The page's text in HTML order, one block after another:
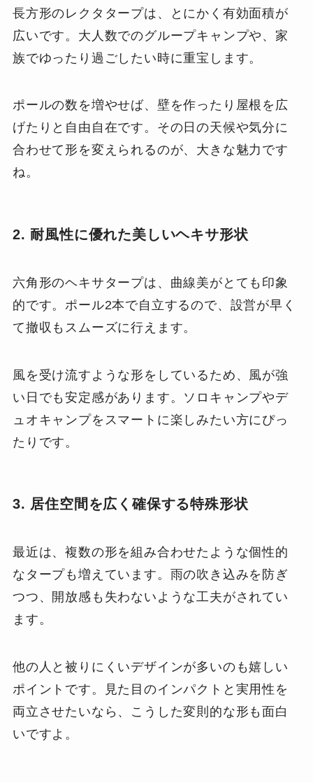
長方形のレクタタープは、とにかく有効面積が
広いです。大人数でのグループキャンプや、家
族でゆったり過ごしたい時に重宝します。
ポールの数を増やせば、壁を作ったり屋根を広
げたりと自由自在です。その日の天候や気分に
合わせて形を変えられるのが、大きな魅力です
ね。
2. 耐風性に優れた美しいヘキサ形状
六角形のヘキサタープは、曲線美がとても印象
的です。ポール2本で自立するので、設営が早く
て撤収もスムーズに行えます。
風を受け流すような形をしているため、風が強
い日でも安定感があります。ソロキャンプやデ
ュオキャンプをスマートに楽しみたい方にぴっ
たりです。
3. 居住空間を広く確保する特殊形状
最近は、複数の形を組み合わせたような個性的
なタープも増えています。雨の吹き込みを防ぎ
つつ、開放感も失わないような工夫がされてい
ます。
他の人と被りにくいデザインが多いのも嬉しい
ポイントです。見た目のインパクトと実用性を
両立させたいなら、こうした変則的な形も面白
いですよ。